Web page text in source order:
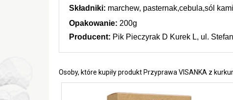
Składniki: marchew, pasternak,cebula,sól
Opakowanie: 200g
Producent: Pik Pieczyrak D Kurek L, ul.
Osoby, które kupiły produkt Przyprawa VISANKA z